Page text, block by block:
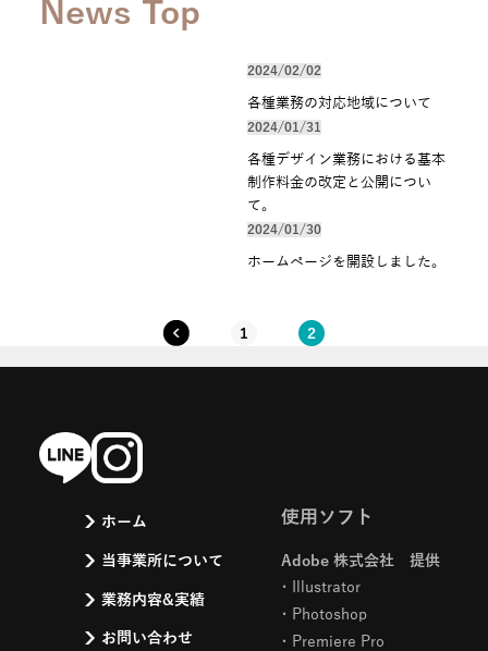
News Top
2024/02/02
各種業務の対応地域について
2024/01/31
各種デザイン業務における基本
制作料金の改定と公開につい
て。
2024/01/30
ホームページを開設しました。
1 2
ホーム
当事業所について
業務内容&実績
お問い合わせ
使用ソフト
Adobe 株式会社 提供
Illustrator
Photoshop
Premiere Pro